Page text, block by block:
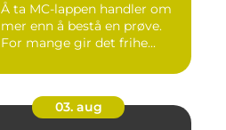
Å ta MC-lappen handler om
mer enn å bestå en prøve.
For mange gir det frihe...
03. aug